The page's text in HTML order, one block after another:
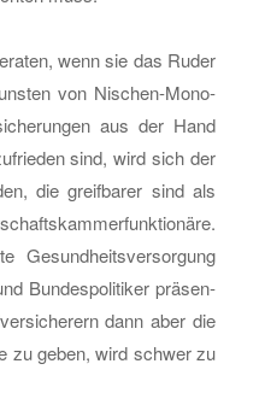
wenn sie das Ruder
von Ni­schen-Mo­no­
aus der Hand
sind, wird sich der
die greif­ba­rer sind als
Ge­sund­heits­ver­sor­gung
Bun­des­po­li­ti­ker prä­sen­
dann aber die
zu geben, wird schwer zu